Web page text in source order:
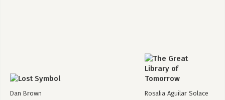
Dan Brown Rosalia Aguilar Solace